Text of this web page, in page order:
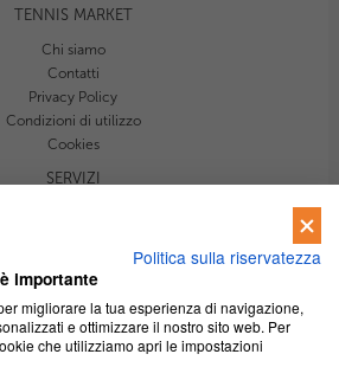
dati personali ai sensi del D. L. 30 giugno
TENNIS MARKET
Chi siamo
Contatti
Privacy Policy
Condizioni di utilizzo
Cookies
SERVIZI
Tutorial
Politica sulla riservatezza
importante
migliorare la tua esperienza di navigazione,
e ottimizzare il nostro sito web. Per
che utilizziamo apri le impostazioni